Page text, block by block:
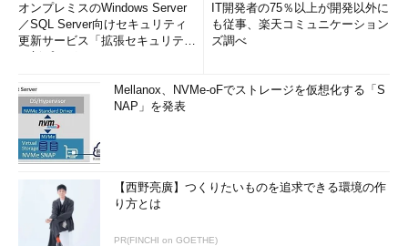
オンプレミスのWindows Server
／SQL Server向けセキュリティ
更新サービス「拡張セキュリティ
IT開発者の75％以上が開発以外に
も従事、楽天コミュニケーション
ズ調べ
Mellanox、NVMe-oFでストレージを仮想化する「S
NAP」を発表
【西野亮廣】つくりたいものを追求できる環境の作
り方とは
PR(FINCHI on GOETHE)